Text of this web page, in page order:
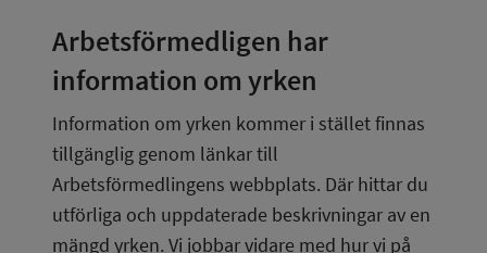
Arbetsförmedligen har
information om yrken
Information om yrken kommer i stället finnas
tillgänglig genom länkar till
Arbetsförmedlingens webbplats. Där hittar du
utförliga och uppdaterade beskrivningar av en
mängd yrken. Vi jobbar vidare med hur vi på